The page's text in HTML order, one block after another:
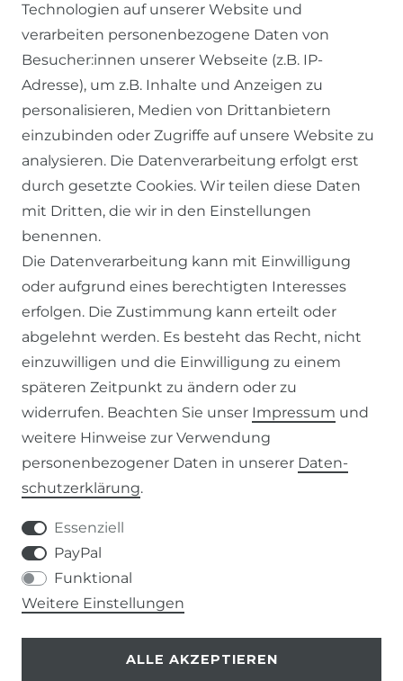
RECHTLICHES
AGB
WIDERRUFSRECHT
DATENSCHUTZERKLÄRUNG
IMPRESSUM
SERVICE
ZAHLUNG & VERSAND
KONTAKT
VERTRAG WIDERRUFEN
KONTAKT
+49 (0) 9453 / 302130
info@despre.de
Technologien auf unserer Website und
verarbeiten personenbezogene Daten von
Besucher:innen unserer Webseite (z.B. IP-
Adresse), um z.B. Inhalte und Anzeigen zu
personalisieren, Medien von Drittanbietern
einzubinden oder Zugriffe auf unsere Website zu
analysieren. Die Datenverarbeitung erfolgt erst
durch gesetzte Cookies. Wir teilen diese Daten
mit Dritten, die wir in den Einstellungen
benennen.
Die Datenverarbeitung kann mit Einwilligung
oder aufgrund eines berechtigten Interesses
erfolgen. Die Zustimmung kann erteilt oder
abgelehnt werden. Es besteht das Recht, nicht
einzuwilligen und die Einwilligung zu einem
späteren Zeitpunkt zu ändern oder zu
widerrufen. Beachten Sie unser Impressum und
weitere Hinweise zur Verwendung
personenbezogener Daten in unserer Daten­
schutz­erklärung.
Essenziell
PayPal
Funktional
Weitere Einstellungen
ALLE AKZEPTIEREN